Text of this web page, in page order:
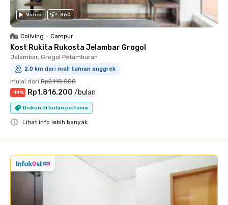
Video 360
Coliving • Campur
Kost Rukita Rukosta Jelambar Grogol
Jelambar, Grogol Petamburan
2.0 km dari mall taman anggrek
mulai dari Rp2.118.000
-14% Rp1.816.200 /bulan
Diskon di bulan pertama
Lihat info lebih banyak